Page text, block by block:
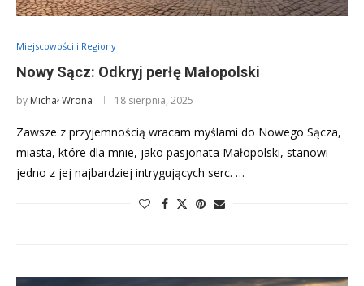
Miejscowości i Regiony
Nowy Sącz: Odkryj perłę Małopolski
by Michał Wrona 18 sierpnia, 2025
Zawsze z przyjemnością wracam myślami do Nowego Sącza,
miasta, które dla mnie, jako pasjonata Małopolski, stanowi
jedno z jej najbardziej intrygujących serc. …